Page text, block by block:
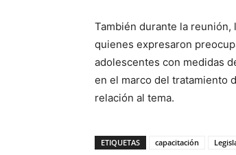
También durante la
quienes expresaron
adolescentes con medidas
en el marco del tratamiento
relación al tema.
ETIQUETAS capacitación